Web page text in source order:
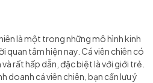
là một trong những mô hình kinh
quan tâm hiện nay. Cá viên chiên có
rất hấp dẫn, đặc biệt là với giới trẻ.
doanh cá viên chiên, bạn cần lưu ý